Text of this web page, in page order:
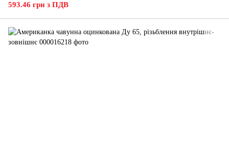
593.46 грн з ПДВ